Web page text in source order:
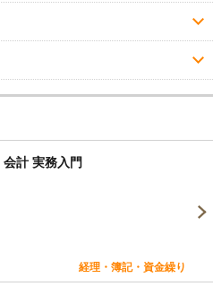
計 実務入門
経理・簿記・資金繰り